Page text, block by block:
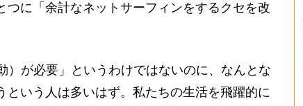
に「余計なネットサーフィンをするクセを改
）が必要」というわけではないのに、なんとな
という人は多いはず。私たちの生活を飛躍的に